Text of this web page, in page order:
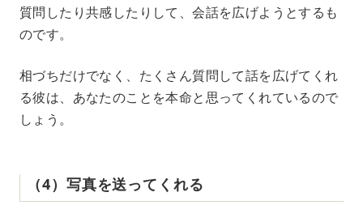
質問したり共感したりして、会話を広げようとするも
のです。
相づちだけでなく、たくさん質問して話を広げてくれ
る彼は、あなたのことを本命と思ってくれているので
しょう。
（4）写真を送ってくれる